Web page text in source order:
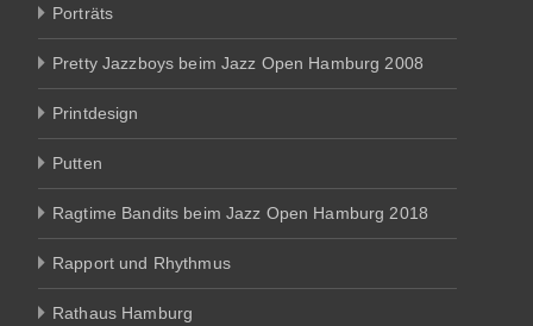
Porträts
Pretty Jazzboys beim Jazz Open Hamburg 2008
Printdesign
Putten
Ragtime Bandits beim Jazz Open Hamburg 2018
Rapport und Rhythmus
Rathaus Hamburg